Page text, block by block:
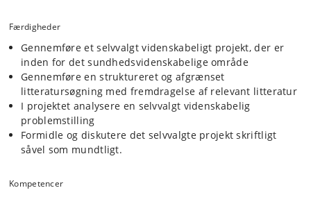
Færdigheder
Gennemføre et selvvalgt videnskabeligt projekt, der er
inden for det sundhedsvidenskabelige område
Gennemføre en struktureret og afgrænset
litteratursøgning med fremdragelse af relevant litteratur
I projektet analysere en selvvalgt videnskabelig
problemstilling
Formidle og diskutere det selvvalgte projekt skriftligt
såvel som mundtligt.
Kompetencer